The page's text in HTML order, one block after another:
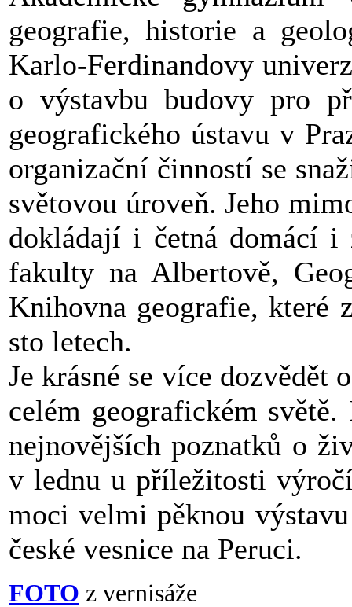
geografie, historie a
Karlo-Ferdinandovy
o výstavbu budovy pro
geografického ústavu v
organizační činností se
světovou úroveň. Jeho
dokládají i četná domácí i
fakulty na Albertově,
Knihovna geografie, které
sto letech.
Je krásné se více dozvědět
celém geografickém
nejnovějších poznatků o
v lednu u příležitosti
moci velmi pěknou
české vesnice na Peruci.
FOTO z vernisáže